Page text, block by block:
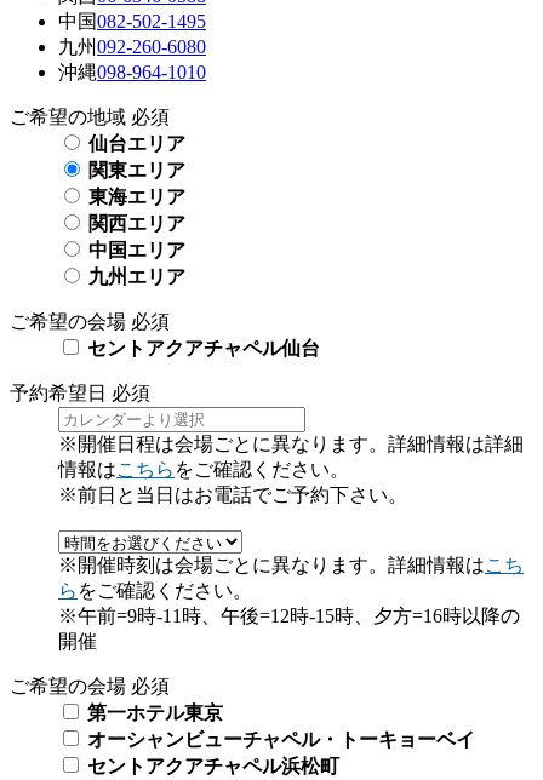
中国082-502-1495
九州092-260-6080
沖縄098-964-1010
ご希望の地域 必須
仙台エリア
関東エリア
東海エリア
関西エリア
中国エリア
九州エリア
ご希望の会場 必須
セントアクアチャペル仙台
予約希望日 必須
※開催日程は会場ごとに異なります。詳細情報は詳細
情報はこちら をご確認ください。
※前日と当日はお電話でご予約下さい。
※開催時刻は会場ごとに異なります。詳細情報はこち
ら をご確認ください。
※午前=9時-11時、午後=12時-15時、夕方=16時以降の
開催
ご希望の会場 必須
第一ホテル東京
オーシャンビューチャペル・トーキョーベイ
セントアクアチャペル浜松町